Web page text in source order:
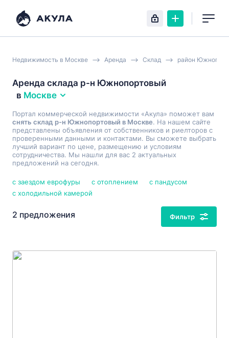
Недвижимость в Москве Аренда Склад район
Аренда склада р-н Южнопортовый
в Москве
Портал коммерческой недвижимости «Акула» поможет вам
снять склад р-н Южнопортовый в Москве. На нашем сайте
представлены объявления от собственников и риелторов с
проверенными данными и контактами. Вы сможете выбрать
лучший вариант по цене, размещению и условиям
сотрудничества. Мы нашли для вас 2 актуальных
предложений на сегодня.
с заездом еврофуры с отоплением
с пандусом
с холодильной камерой
2 предложения Фильтр